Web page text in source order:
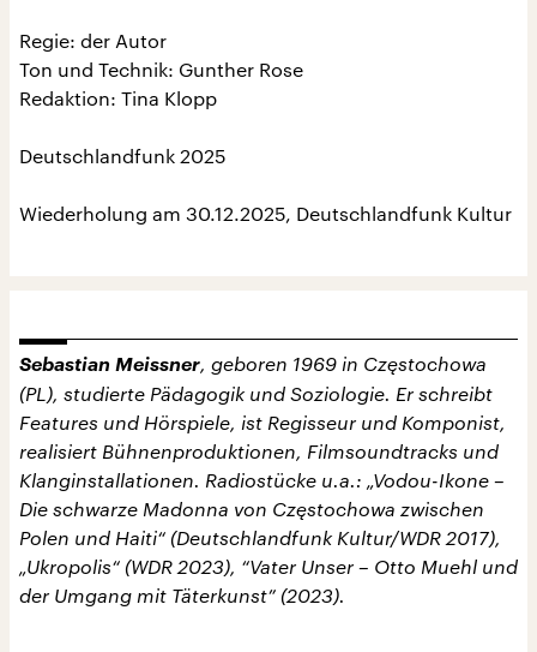
Regie: der Autor
Ton und Technik: Gunther Rose
Redaktion: Tina Klopp
Deutschlandfunk 2025
Wiederholung am 30.12.2025, Deutschlandfunk Kultur
Sebastian Meissner, geboren 1969 in Częstochowa
(PL), studierte Pädagogik und Soziologie. Er schreibt
Features und Hörspiele, ist Regisseur und Komponist,
realisiert Bühnenproduktionen, Filmsoundtracks und
Klanginstallationen. Radiostücke u.a.: „Vodou-Ikone –
Die schwarze Madonna von Częstochowa zwischen
Polen und Haiti“ (Deutschlandfunk Kultur/WDR 2017),
„Ukropolis“ (WDR 2023), “Vater Unser – Otto Muehl und
der Umgang mit Täterkunst” (2023).